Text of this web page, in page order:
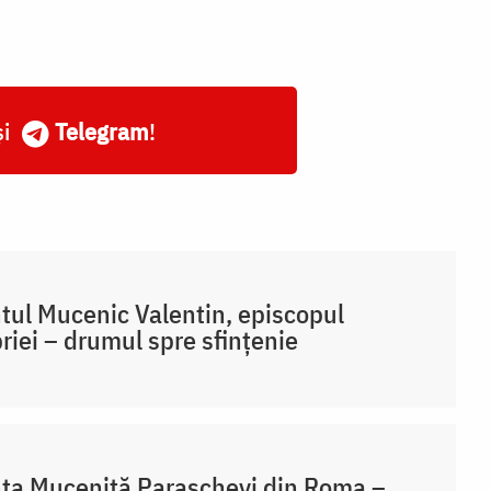
Telegram!
Mucenic Valentin, episcopul
– drumul spre sfințenie